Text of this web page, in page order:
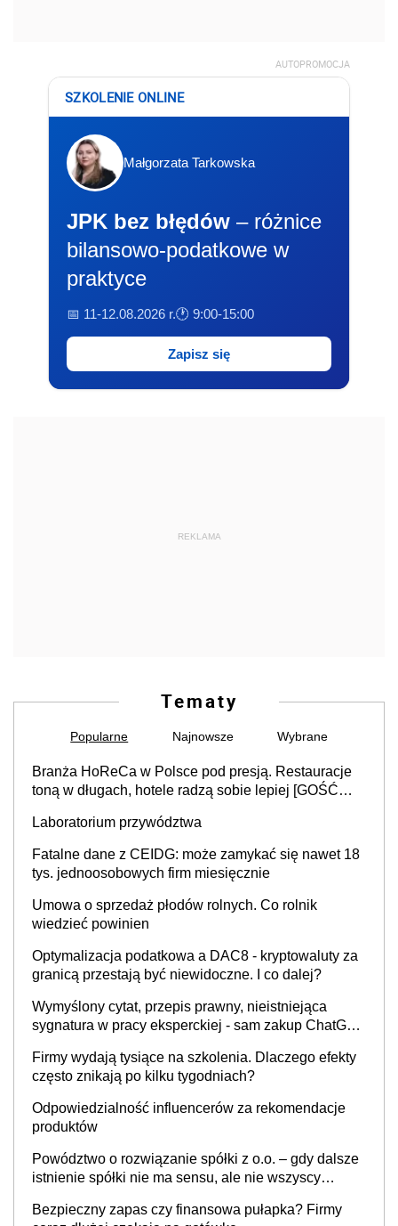
AUTOPROMOCJA
SZKOLENIE ONLINE
Małgorzata Tarkowska
JPK bez błędów – różnice
bilansowo-podatkowe w
praktyce
📅 11-12.08.2026 r.🕐 9:00-15:00
Zapisz się
REKLAMA
Tematy
Popularne Najnowsze Wybrane
Branża HoReCa w Polsce pod presją. Restauracje
toną w długach, hotele radzą sobie lepiej [GOŚĆ
Laboratorium przywództwa
Fatalne dane z CEIDG: może zamykać się nawet 18
tys. jednoosobowych firm miesięcznie
Umowa o sprzedaż płodów rolnych. Co rolnik
wiedzieć powinien
Optymalizacja podatkowa a DAC8 - kryptowaluty za
granicą przestają być niewidoczne. I co dalej?
Wymyślony cytat, przepis prawny, nieistniejąca
sygnatura w pracy eksperckiej - sam zakup ChatGPT
Firmy wydają tysiące na szkolenia. Dlaczego efekty
często znikają po kilku tygodniach?
Odpowiedzialność influencerów za rekomendacje
produktów
Powództwo o rozwiązanie spółki z o.o. – gdy dalsze
istnienie spółki nie ma sensu, ale nie wszyscy
Bezpieczny zapas czy finansowa pułapka? Firmy